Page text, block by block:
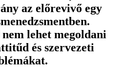
az előrevivő egy
lehet megoldani
és szervezeti